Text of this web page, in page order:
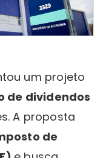
um projeto
de dividendos
A proposta
de